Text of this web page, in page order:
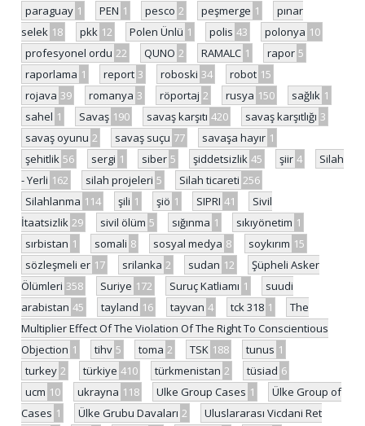
paraguay 1 PEN 1 pesco 2 peşmerge 1
pınar
selek 18 pkk 12 Polen Ünlü 1 polis 43 polonya 10
profesyonel ordu 22 QUNO 2 RAMALC 1 rapor 5
raporlama 1 report 3 roboski 34 robot 15
rojava 39 romanya 3 röportaj 2 rusya 150 sağlık 1
sahel 1 Savaş 190 savaş karşıtı 420 savaş karşıtlığı 3
savaş oyunu 2 savaş suçu 77 savaşa hayır 1
şehitlik 56 sergi 1 siber 5 şiddetsizlik 45 şiir 4
Silah
- Yerli 162 silah projeleri 5 Silah ticareti 256
Silahlanma 114 şili 1 şiö 1 SIPRI 41
Sivil
İtaatsizlik 29 sivil ölüm 5 sığınma 1 sıkıyönetim 1
sırbistan 1 somali 8 sosyal medya 8 soykırım 15
sözleşmeli er 17 srilanka 2 sudan 12
Şüpheli Asker
Ölümleri 358 Suriye 172 Suruç Katliamı 1
suudi
arabistan 45 tayland 16 tayvan 4 tck 318 1
The
Multiplier Effect Of The Violation Of The Right To Conscientious
Objection 1 tihv 5 toma 2 TSK 188 tunus 1
turkey 2 türkiye 410 türkmenistan 2 tüsiad 6
ucm 10 ukrayna 118 Ulke Group Cases 1
Ülke Group of
Cases 1 Ülke Grubu Davaları 2
Uluslararası Vicdani Ret